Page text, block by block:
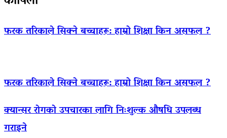
फरक तरिकाले सिक्ने बच्चाहरू: हाम्रो शिक्षा किन असफल ?
फरक तरिकाले सिक्ने बच्चाहरू: हाम्रो शिक्षा किन असफल ?
क्यान्सर रोगको उपचारका लागि निःशुल्क औषधि उपलब्ध
गराइने